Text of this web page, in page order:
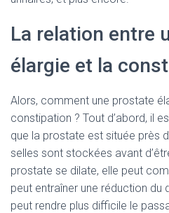
La relation entre
élargie et la
Alors, comment une prostate
constipation ? Tout d’abord, il
que la prostate est située près
selles sont stockées avant
prostate se dilate, elle peut
peut entraîner une réduction du
peut rendre plus difficile le